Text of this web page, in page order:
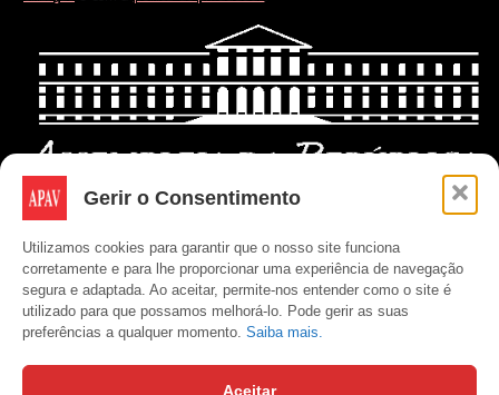
Gerir o Consentimento
Utilizamos cookies para garantir que o nosso site funciona
corretamente e para lhe proporcionar uma experiência de navegação
segura e adaptada. Ao aceitar, permite-nos entender como o site é
utilizado para que possamos melhorá-lo. Pode gerir as suas
preferências a qualquer momento. Saiba mais.
Aceitar